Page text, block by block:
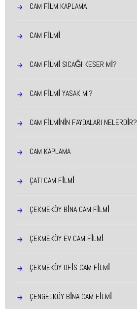
CAM FİLM KAPLAMA
CAM FİLMİ
CAM FİLMİ SICAĞI KESER Mİ?
CAM FILMI YASAK MI?
CAM FİLMİNİN FAYDALARI NELERDİR?
CAM KAPLAMA
ÇATI CAM FİLMİ
ÇEKMEKÖY BINA CAM FILMI
ÇEKMEKÖY EV CAM FILMI
ÇEKMEKÖY OFIS CAM FILMI
ÇENGELKÖY BINA CAM FILMI